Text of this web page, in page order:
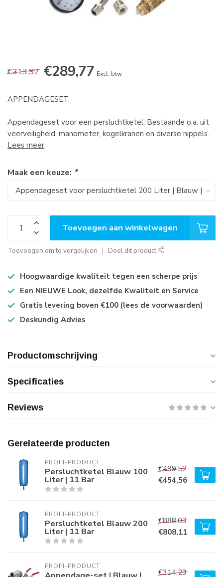
€313,92 €289,77 Excl. btw
APPENDAGESET.
Appendageset voor een persluchtketel. Bestaande o.a. uit
veerveiligheid, manometer, kogelkranen en diverse nippels.
Lees meer.
Maak een keuze: *
Toevoegen aan winkelwagen
Toevoegen om te vergelijken Deel dit product
Hoogwaardige kwaliteit tegen een scherpe prijs
Een NIEUWE Look, dezelfde Kwaliteit en Service
Gratis levering boven €100 (lees de voorwaarden)
Deskundig Advies
Productomschrijving
Specificaties
Reviews
Gerelateerde producten
PROFI-PRODUCT
Persluchtketel Blauw 100
Liter | 11 Bar
€499,52
€454,56
PROFI-PRODUCT
Persluchtketel Blauw 200
Liter | 11 Bar
€888,03
€808,11
PROFI-PRODUCT
€314,23